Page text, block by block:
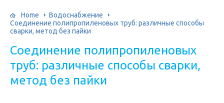
Home
Водоснабжение
Соединение полипропиленовых труб: различные способы
сварки, метод без пайки
Соединение полипропиленовых
труб: различные способы сварки,
метод без пайки